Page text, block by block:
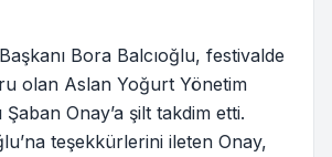
Bora Balcıoğlu, festivalde
olan Aslan Yoğurt Yönetim
Onay’a şilt takdim etti.
teşekkürlerini ileten Onay,